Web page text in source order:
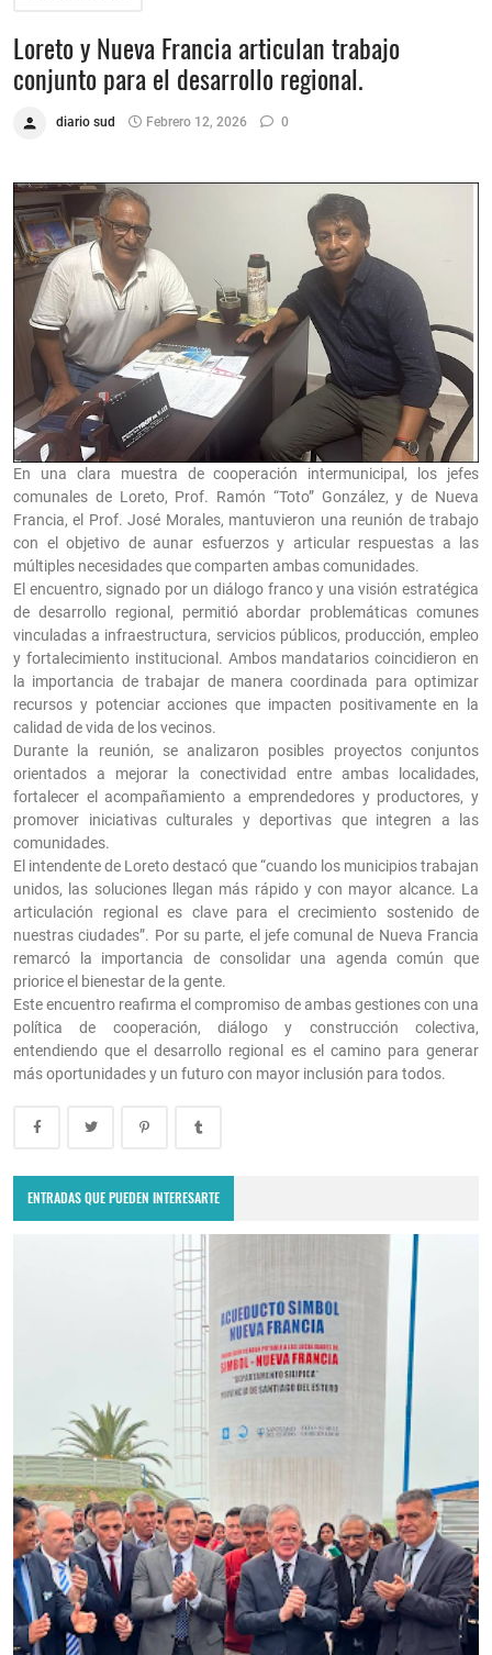
Loreto y Nueva Francia articulan trabajo
conjunto para el desarrollo regional.
diario sud Febrero 12, 2026 0
En una clara muestra de cooperación intermunicipal, los jefes
comunales de Loreto, Prof. Ramón “Toto” González, y de Nueva
Francia, el Prof. José Morales, mantuvieron una reunión de trabajo
con el objetivo de aunar esfuerzos y articular respuestas a las
múltiples necesidades que comparten ambas comunidades.
El encuentro, signado por un diálogo franco y una visión estratégica
de desarrollo regional, permitió abordar problemáticas comunes
vinculadas a infraestructura, servicios públicos, producción, empleo
y fortalecimiento institucional. Ambos mandatarios coincidieron en
la importancia de trabajar de manera coordinada para optimizar
recursos y potenciar acciones que impacten positivamente en la
calidad de vida de los vecinos.
Durante la reunión, se analizaron posibles proyectos conjuntos
orientados a mejorar la conectividad entre ambas localidades,
fortalecer el acompañamiento a emprendedores y productores, y
promover iniciativas culturales y deportivas que integren a las
comunidades.
El intendente de Loreto destacó que “cuando los municipios trabajan
unidos, las soluciones llegan más rápido y con mayor alcance. La
articulación regional es clave para el crecimiento sostenido de
nuestras ciudades”. Por su parte, el jefe comunal de Nueva Francia
remarcó la importancia de consolidar una agenda común que
priorice el bienestar de la gente.
Este encuentro reafirma el compromiso de ambas gestiones con una
política de cooperación, diálogo y construcción colectiva,
entendiendo que el desarrollo regional es el camino para generar
más oportunidades y un futuro con mayor inclusión para todos.
ENTRADAS QUE PUEDEN INTERESARTE